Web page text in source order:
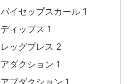
バイセップスカール 1
ディップス 1
レッグプレス 2
アダクション 1
アブダクション 1